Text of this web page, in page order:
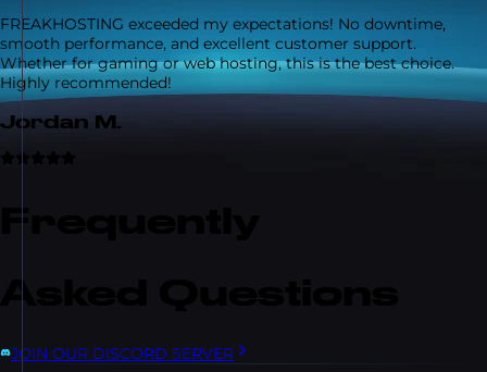
FREAKHOSTING exceeded my expectations! No downtime,
smooth performance, and excellent customer support.
Whether for gaming or web hosting, this is the best choice.
Highly recommended!
Jordan M.
JOIN OUR DISCORD SERVER